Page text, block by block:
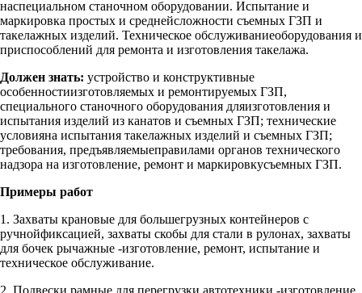
наспециальном станочном оборудовании. Испытание и
маркировка простых и среднейсложности съемных ГЗП и
такелажных изделий. Техническое обслуживаниеоборудования и
приспособлений для ремонта и изготовления такелажа.
Должен знать: устройство и конструктивные
особенностиизготовляемых и ремонтируемых ГЗП,
специального станочного оборудования дляизготовления и
испытания изделий из канатов и съемных ГЗП; технические
условияна испытания такелажных изделий и съемных ГЗП;
требования, предъявляемыеправилами органов технического
надзора на изготовление, ремонт и маркировкусъемных ГЗП.
Примеры работ
1. Захваты крановые для большегрузных контейнеров с
ручнойфиксацией, захваты скобы для стали в рулонах, захваты
для бочек рычажные -изготовление, ремонт, испытание и
техническое обслуживание.
2. Подвески рамные для перегрузки автотехники -изготовление,